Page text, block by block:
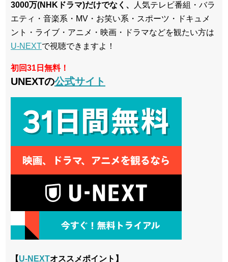
3000万(NHKドラマ)だけでなく、
人気テレビ番組・バラ
エティ・音楽系・MV・お笑い系・スポーツ・ドキュメ
ント・ライブ・アニメ・映画・ドラマなどを観たい方は
U-NEXTで視聴できますよ！
初回31日無料！
UNEXTの公式サイト
【U-NEXTオススメポイント】